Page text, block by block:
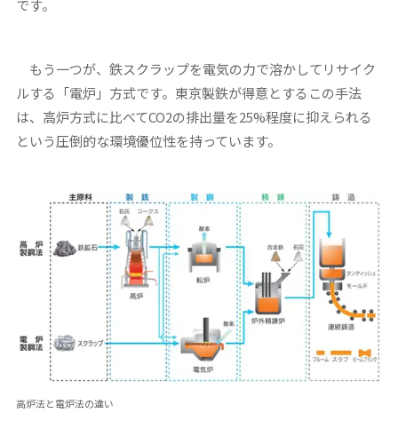
です。
もう一つが、鉄スクラップを電気の力で溶かしてリサイク
ルする「電炉」方式です。東京製鉄が得意とするこの手法
は、高炉方式に比べてCO2の排出量を25%程度に抑えられる
という圧倒的な環境優位性を持っています。
高炉法と電炉法の違い